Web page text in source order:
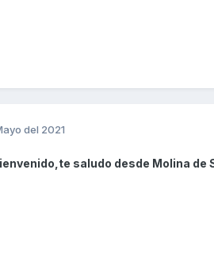
del 2021
saludo desde Molina de